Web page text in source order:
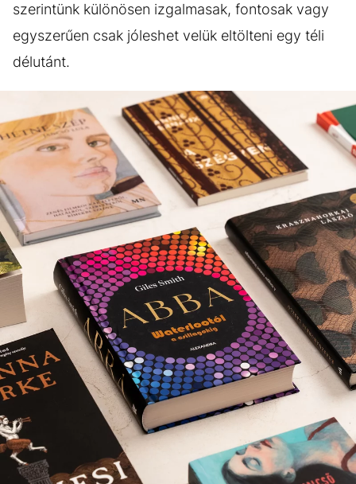
szerintünk különösen izgalmasak, fontosak vagy
egyszerűen csak jóleshet velük eltölteni egy téli
délutánt.